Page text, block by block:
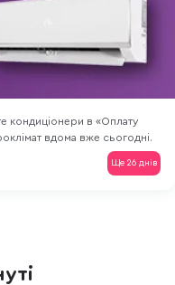
кондиціонери в «Оплату
вдома вже сьогодні.
Ще 26 днів